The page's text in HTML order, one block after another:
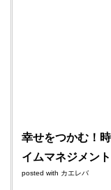
幸せをつかむ！
イムマネジメン
posted with カエレバ